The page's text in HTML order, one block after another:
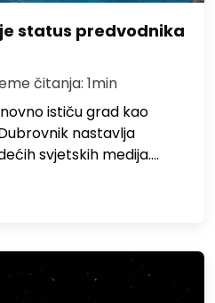
status predvodnika
čitanja: 1min
ističu grad kao
nastavlja
svjetskih medija.…